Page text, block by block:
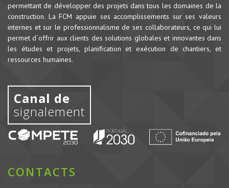
permettant de développer des projets dans tous les domaines de la
construction. La FCM appuie ses accomplissements sur ses valeurs
internes et sur le professionnalisme de ses collaborateurs, ce qui lui
permet d`offrir aux clients des solutions globales et innovantes dans
les études et projets, planification et exécution de chantiers, et
ressources humaines.
Canal de
signalement
CONTACTS